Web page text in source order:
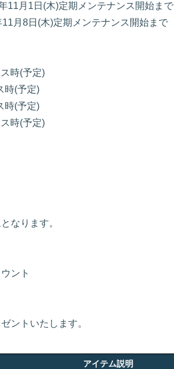
11月1日(木)定期メンテナンス開始まで
月8日(木)定期メンテナンス開始まで
時(予定)
時(予定)
時(予定)
時(予定)
なります。
ント
ントいたします。
アイテム説明